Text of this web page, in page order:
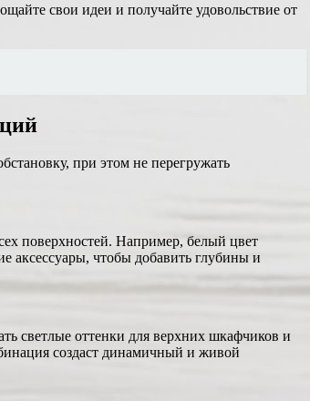
свои идеи и получайте удовольствие от
при этом не перегружать
поверхностей. Например, белый цвет
аксессуары, чтобы добавить глубины и
светлые оттенки для верхних шкафчиков и
создаст динамичный и живой